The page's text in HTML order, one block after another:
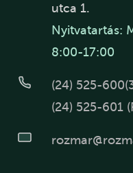
utca 1.
Nyitvatartás:
8:00-17:00
(24) 525-600
(24) 525-601